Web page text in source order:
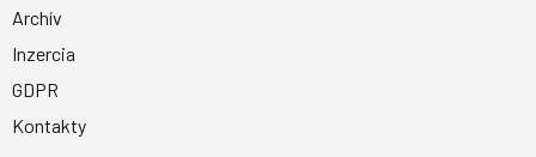
Archív
Inzercia
GDPR
Kontakty